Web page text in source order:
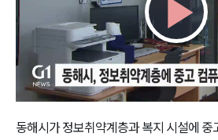
동해시가 정보취약계층과 복지 시설에